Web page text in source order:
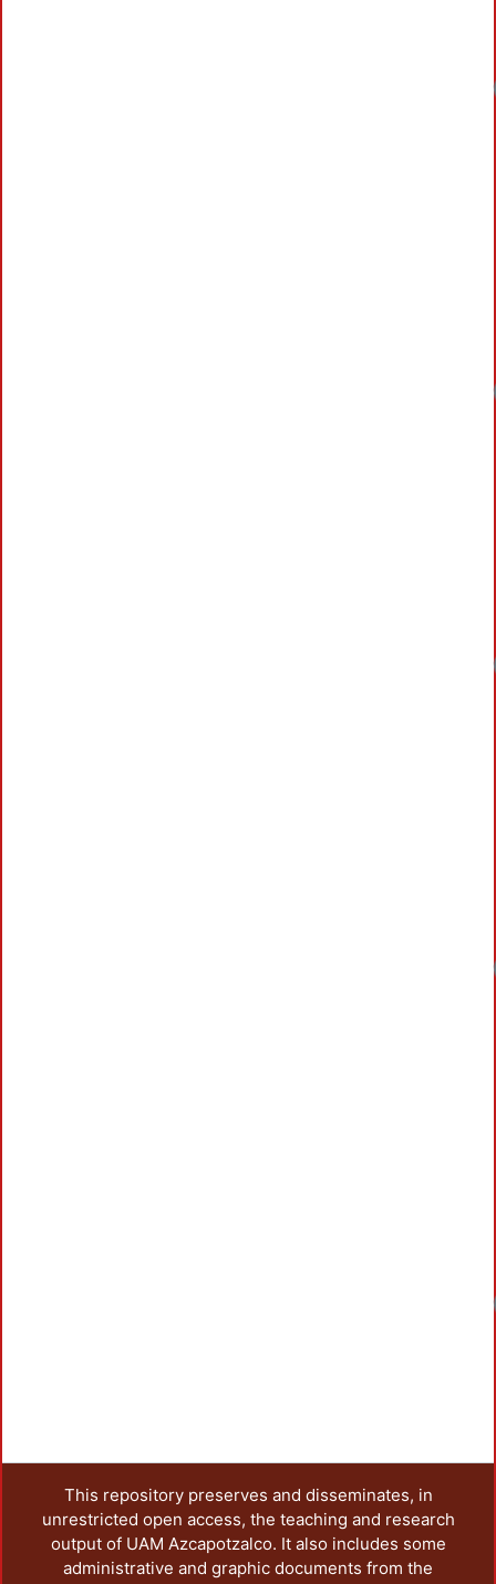
This repository preserves and disseminates, in
unrestricted open access, the teaching and research
output of UAM Azcapotzalco. It also includes some
administrative and graphic documents from the